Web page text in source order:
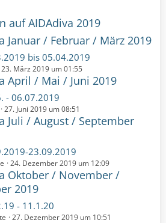
auf AIDAdiva 2019
Januar / Februar / März 2019
bis 05.04.2019
23. März 2019 um 01:55
April / Mai / Juni 2019
- 06.07.2019
27. Juni 2019 um 08:51
Juli / August / September
23.09.2019
24. Dezember 2019 um 12:09
Oktober / November /
2019
- 11.1.20
27. Dezember 2019 um 10:51